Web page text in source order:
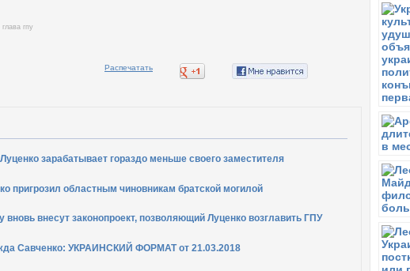
глава гпу